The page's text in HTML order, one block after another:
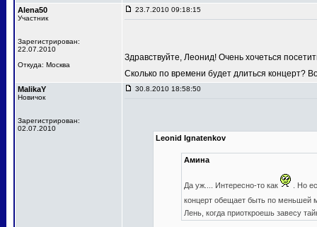
Alena50
Участник
Зарегистрирован:
22.07.2010
Откуда: Москва
23.7.2010 09:18:15
Здравствуйте, Леонид! Очень хочеться
Сколько по времени будет длиться концерт?
MalikaY
Новичок
Зарегистрирован:
02.07.2010
30.8.2010 18:58:50
Leonid Ignatenkov
Амина
Да уж.... Интересно-то как
. Но
концерт обещает быть по меньшей
Лень, когда приоткроешь завесу